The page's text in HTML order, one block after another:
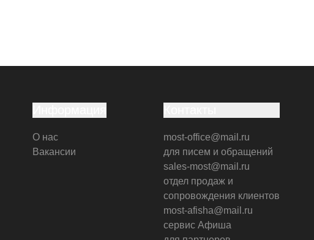
О нас
Вакансии
most-office@mail.ru
для писем и обращений
sales-most@mail.ru
отдел продаж и
сопровождения клиентов
most-afisha@mail.ru
сервис Афиша